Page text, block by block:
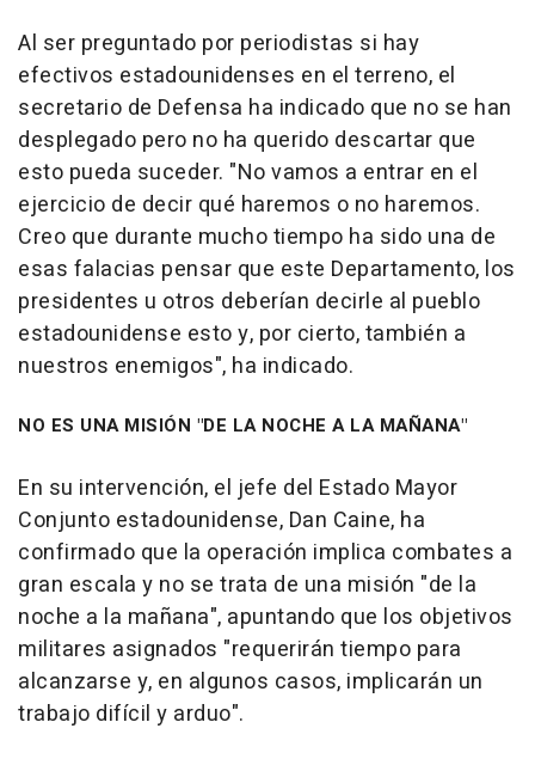
Al ser preguntado por periodistas si hay
efectivos estadounidenses en el terreno, el
secretario de Defensa ha indicado que no se han
desplegado pero no ha querido descartar que
esto pueda suceder. "No vamos a entrar en el
ejercicio de decir qué haremos o no haremos.
Creo que durante mucho tiempo ha sido una de
esas falacias pensar que este Departamento, los
presidentes u otros deberían decirle al pueblo
estadounidense esto y, por cierto, también a
nuestros enemigos", ha indicado.
NO ES UNA MISIÓN "DE LA NOCHE A LA MAÑANA"
En su intervención, el jefe del Estado Mayor
Conjunto estadounidense, Dan Caine, ha
confirmado que la operación implica combates a
gran escala y no se trata de una misión "de la
noche a la mañana", apuntando que los objetivos
militares asignados "requerirán tiempo para
alcanzarse y, en algunos casos, implicarán un
trabajo difícil y arduo".